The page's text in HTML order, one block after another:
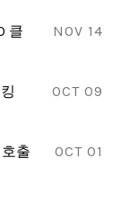
NOV 14
클
OCT 09
OCT 01
출